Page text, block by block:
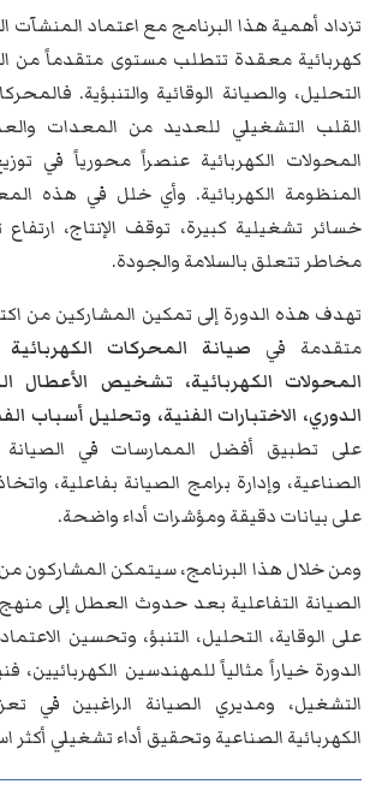
تزداد أهمية هذا البرنامج مع اعتماد المنشآت
كهربائية معقدة تتطلب مستوى متقدماً من
التحليل، والصيانة الوقائية والتنبؤية.
القلب التشغيلي للعديد من المعدات
المحولات الكهربائية عنصراً محورياً في
المنظومة الكهربائية. وأي خلل في هذه
خسائر تشغيلية كبيرة، توقف الإنتاج، ارتفاع
مخاطر تتعلق بالسلامة والجودة.
تهدف هذه الدورة إلى تمكين المشاركين من
متقدمة في صيانة المحركات
المحولات الكهربائية، تشخيص الأعطال
الدوري، الاختبارات الفنية، وتحليل أسباب
على تطبيق أفضل الممارسات في الصيانة
الصناعية، وإدارة برامج الصيانة بفاعلية،
على بيانات دقيقة ومؤشرات أداء واضحة.
ومن خلال هذا البرنامج، سيتمكن المشاركون
الصيانة التفاعلية بعد حدوث العطل إلى
على الوقاية، التحليل، التنبؤ، وتحسين
الدورة خياراً مثالياً للمهندسين الكهربائيين،
التشغيل، ومديري الصيانة الراغبين في
الكهربائية الصناعية وتحقيق أداء تشغيلي أكثر